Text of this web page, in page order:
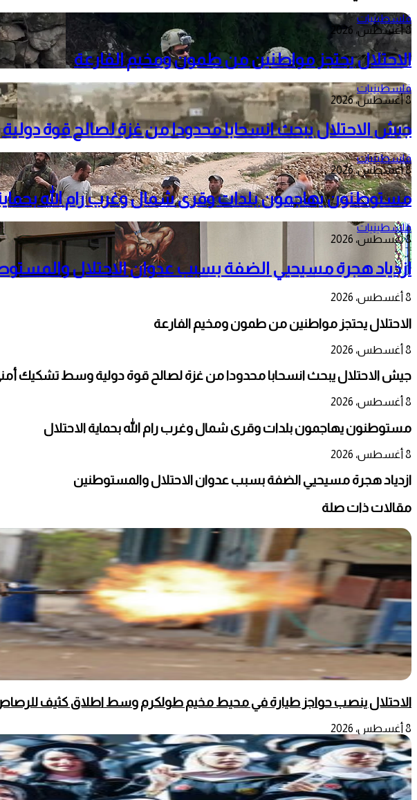
فلسطينيات
8 أغسطس، 2026
الاحتلال يحتجز مواطنين من طمون ومخيم الفارعة
فلسطينيات
8 أغسطس، 2026
جيش الاحتلال يبحث انسحابا محدودا من غزة لصالح قوة
فلسطينيات
8 أغسطس، 2026
مستوطنون يهاجمون بلدات وقرى شمال وغرب رام الله بحماية
فلسطينيات
8 أغسطس، 2026
ازدياد هجرة مسيحيي الضفة بسبب عدوان الاحتلال
8 أغسطس، 2026
الاحتلال يحتجز مواطنين من طمون ومخيم الفارعة
8 أغسطس، 2026
جيش الاحتلال يبحث انسحابا محدودا من غزة لصالح قوة دولية وسط تشكيك
8 أغسطس، 2026
مستوطنون يهاجمون بلدات وقرى شمال وغرب رام الله بحماية الاحتلال
8 أغسطس، 2026
ازدياد هجرة مسيحيي الضفة بسبب عدوان الاحتلال والمستوطنين
مقالات ذات صلة
الاحتلال ينصب حواجز طيارة في محيط مخيم طولكرم وسط اطلاق كثيف
8 أغسطس، 2026